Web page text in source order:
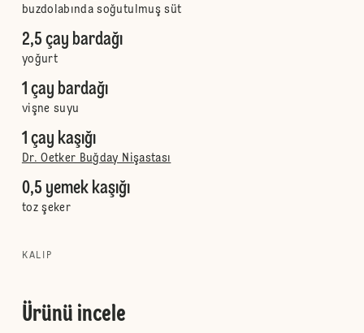
buzdolabında soğutulmuş süt
2,5 çay bardağı
yoğurt
1 çay bardağı
vişne suyu
1 çay kaşığı
Dr. Oetker Buğday Nişastası
0,5 yemek kaşığı
toz şeker
KALIP
Ürünü incele